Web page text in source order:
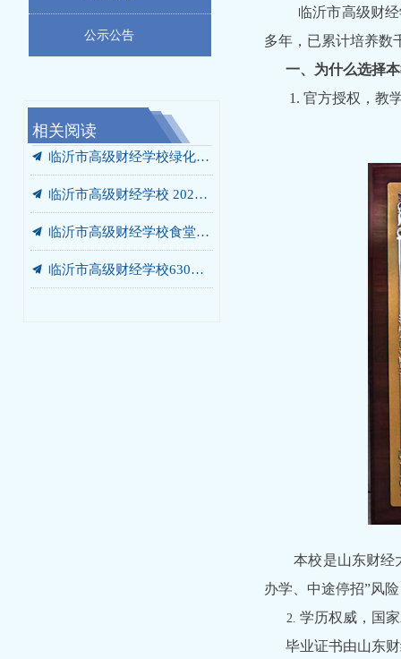
临沂市高级财经
多年，已累计培养数
一、为什么选择本
1. 官方授权，教
本校是山东财经大
办学、中途停招”风
学历权威，国
毕业证书由山东财
公示公告
相关阅读
끔
끔
끔
끔 临沂市高级财经学校绿化灌溉专用管道改造工程 询价公告
끔
끔
끔
끔
끔
끔
끔
끔
끔
끔
끔
끔